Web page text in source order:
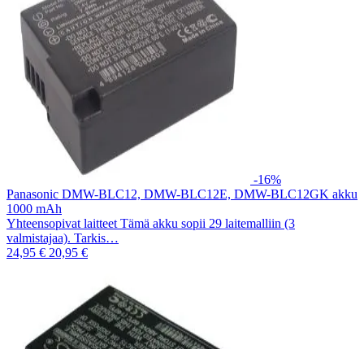
-16%
Panasonic DMW-BLC12, DMW-BLC12E, DMW-BLC12GK akku
1000 mAh
Yhteensopivat laitteet Tämä akku sopii 29 laitemalliin (3
valmistajaa). Tarkis…
24,95 € 20,95 €